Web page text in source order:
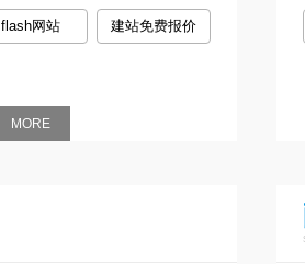
flash网站 建站免费报价
MORE